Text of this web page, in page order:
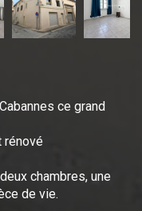
ce grand
rénové
chambres, une
de vie.